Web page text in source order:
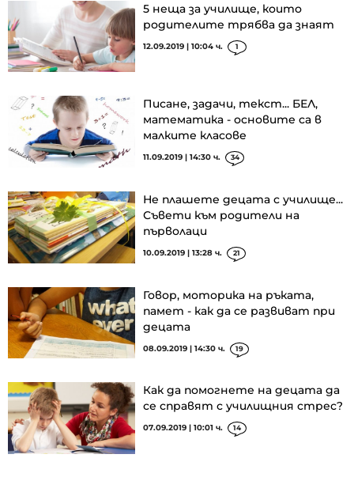
5 неща за училище, които
родителите трябва да знаят
12.09.2019 | 10:04 ч. 1
Писане, задачи, текст... БЕЛ,
математика - основите са в
малките класове
11.09.2019 | 14:30 ч. 34
Не плашете децата с училище...
Съвети към родители на
първолаци
10.09.2019 | 13:28 ч. 21
Говор, моторика на ръката,
памет - как да се развиват при
децата
08.09.2019 | 14:30 ч. 19
Как да помогнете на децата да
се справят с училищния стрес?
07.09.2019 | 10:01 ч. 14